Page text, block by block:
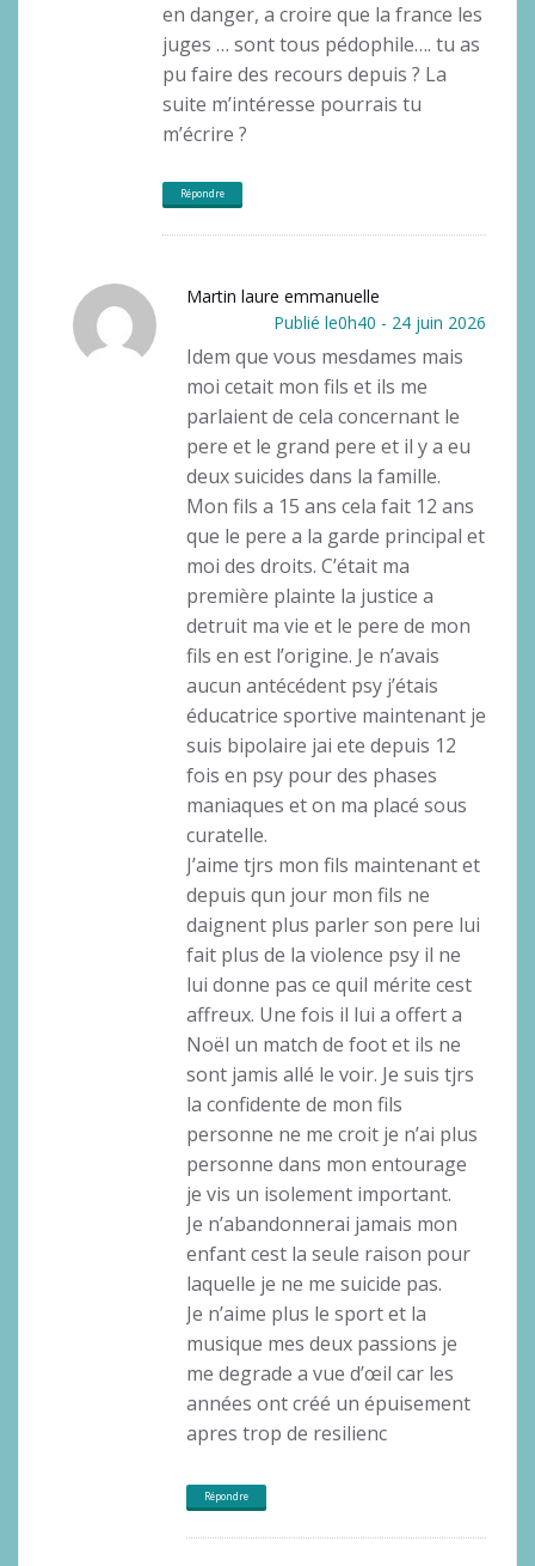
en danger, a croire que la france les
juges … sont tous pédophile…. tu as
pu faire des recours depuis ? La
suite m’intéresse pourrais tu
m’écrire ?
Répondre
Martin laure emmanuelle
Publié le0h40 - 24 juin 2026
Idem que vous mesdames mais
moi cetait mon fils et ils me
parlaient de cela concernant le
pere et le grand pere et il y a eu
deux suicides dans la famille.
Mon fils a 15 ans cela fait 12 ans
que le pere a la garde principal et
moi des droits. C’était ma
première plainte la justice a
detruit ma vie et le pere de mon
fils en est l’origine. Je n’avais
aucun antécédent psy j’étais
éducatrice sportive maintenant je
suis bipolaire jai ete depuis 12
fois en psy pour des phases
maniaques et on ma placé sous
curatelle.
J’aime tjrs mon fils maintenant et
depuis qun jour mon fils ne
daignent plus parler son pere lui
fait plus de la violence psy il ne
lui donne pas ce quil mérite cest
affreux. Une fois il lui a offert a
Noël un match de foot et ils ne
sont jamis allé le voir. Je suis tjrs
la confidente de mon fils
personne ne me croit je n’ai plus
personne dans mon entourage
je vis un isolement important.
Je n’abandonnerai jamais mon
enfant cest la seule raison pour
laquelle je ne me suicide pas.
Je n’aime plus le sport et la
musique mes deux passions je
me degrade a vue d’œil car les
années ont créé un épuisement
apres trop de resilienc
Répondre